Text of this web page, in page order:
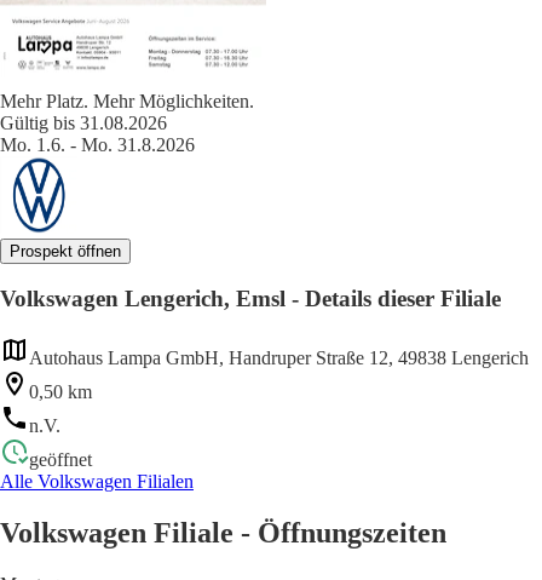
Mehr Platz. Mehr Möglichkeiten.
Gültig bis 31.08.2026
Mo. 1.6. - Mo. 31.8.2026
Prospekt öffnen
Volkswagen Lengerich, Emsl - Details dieser Filiale
Autohaus Lampa GmbH, Handruper Straße 12, 49838 Lengerich
0,50 km
n.V.
geöffnet
Alle Volkswagen Filialen
Volkswagen Filiale - Öffnungszeiten